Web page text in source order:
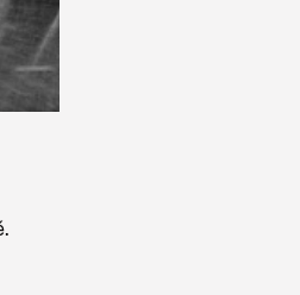
Playback
Rate